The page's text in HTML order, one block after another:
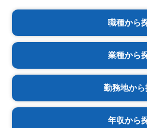
職種から
業種から
勤務地から
年収から